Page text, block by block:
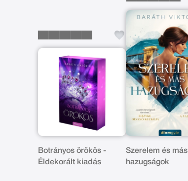
Botrányos örökös -
Éldekorált kiadás
Szerelem és más
hazugságok